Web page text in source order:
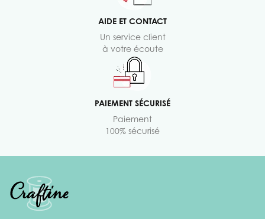
AIDE ET CONTACT
Un service client
à votre écoute
PAIEMENT SÉCURISÉ
Paiement
100% sécurisé